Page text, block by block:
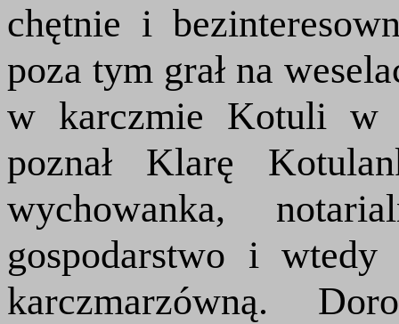
chętnie i
poza tym grał na
w karczmie Kotuli w
poznał Klarę
wychowanka,
gospodarstwo i
karczmarzówną.